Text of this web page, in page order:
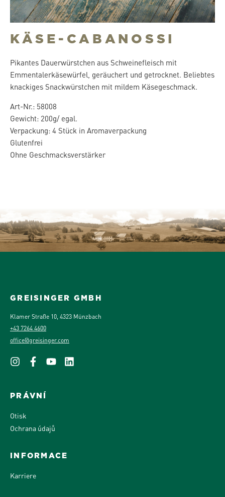
KÄSE-CABANOSSI
Pikantes Dauerwürstchen aus Schweinefleisch mit
Emmentalerkäsewürfel, geräuchert und getrocknet. Beliebtes
knackiges Snackwürstchen mit mildem Käsegeschmack.
Art-Nr.: 58008
Gewicht: 200g/ egal.
Verpackung: 4 Stück in Aromaverpackung
Glutenfrei
Ohne Geschmacksverstärker
GREISINGER GMBH
Klamer Straße 10, 4323 Münzbach
+43 7264 4600
office@greisinger.com
PRÁVNÍ
Otisk
Ochrana údajů
INFORMACE
Karriere